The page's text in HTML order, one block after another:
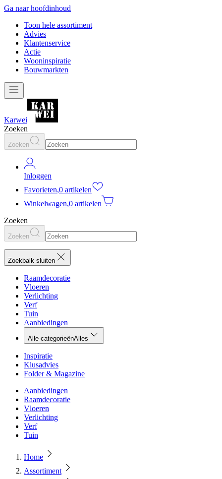
Ga naar hoofdinhoud
Toon hele assortiment
Advies
Klantenservice
Actie
Wooninspiratie
Bouwmarkten
Karwei
Zoeken
Zoeken
Inloggen
Favorieten,0 artikelen
Winkelwagen,0 artikelen
Zoeken
Zoeken
Zoekbalk sluiten
Raamdecoratie
Vloeren
Verlichting
Verf
Tuin
Aanbiedingen
Alle categorieënAlles
Inspiratie
Klusadvies
Folder & Magazine
Aanbiedingen
Raamdecoratie
Vloeren
Verlichting
Verf
Tuin
Home
Assortiment